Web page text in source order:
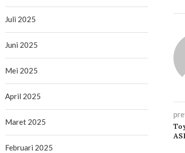
Juli 2025
Juni 2025
Mei 2025
April 2025
Maret 2025
Februari 2025